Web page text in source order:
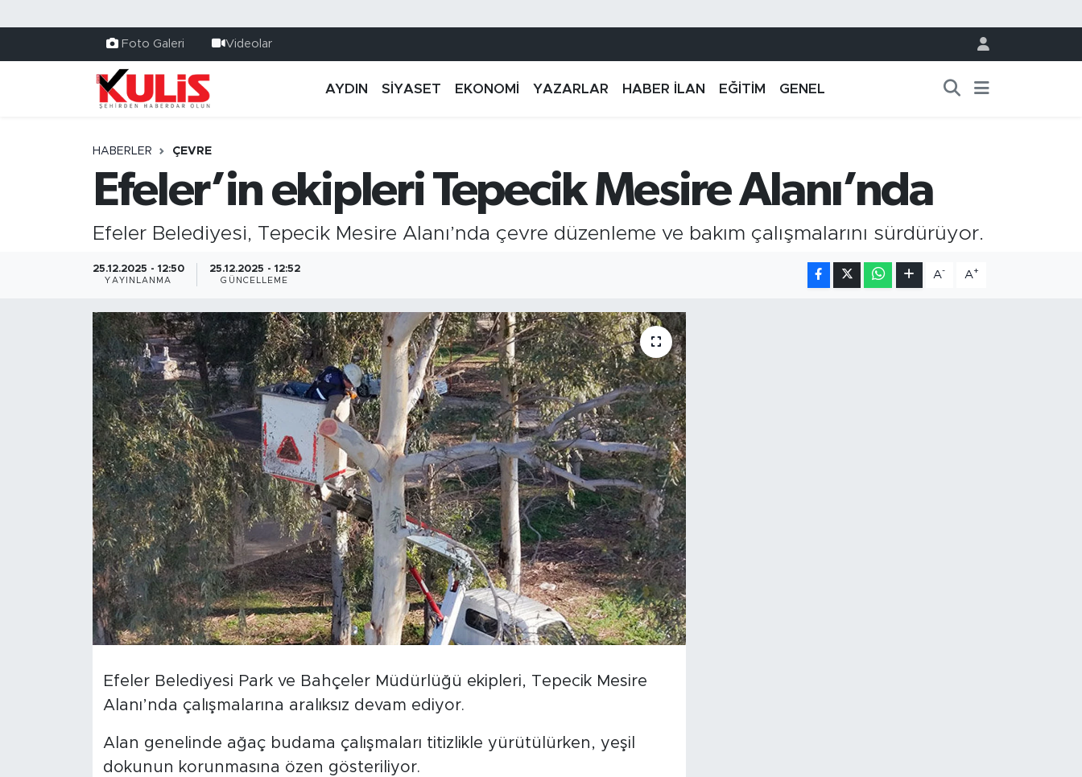
Foto Galeri Videolar
AYDIN SİYASET EKONOMİ YAZARLAR HABER İLAN EĞİTİM GENEL
HABERLER ÇEVRE
Efeler’in ekipleri Tepecik Mesire Alanı’nda
Efeler Belediyesi, Tepecik Mesire Alanı’nda çevre düzenleme ve bakım çalışmalarını sürdürüyor.
25.12.2025 - 12:50
YAYINLANMA
25.12.2025 - 12:52
GÜNCELLEME
A- A+
Efeler Belediyesi Park ve Bahçeler Müdürlüğü ekipleri, Tepecik Mesire
Alanı’nda çalışmalarına aralıksız devam ediyor.
Alan genelinde ağaç budama çalışmaları titizlikle yürütülürken, yeşil
dokunun korunmasına özen gösteriliyor.